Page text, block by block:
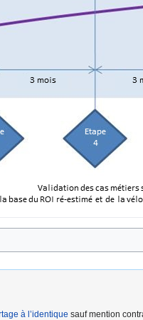
à l’identique sauf mention